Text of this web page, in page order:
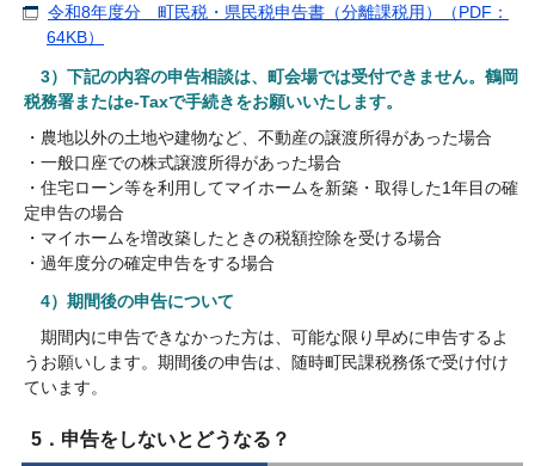
令和8年度分 町民税・県民税申告書（分離課税用）（PDF：
64KB）
3）下記の内容の申告相談は、町会場では受付できません。鶴岡
税務署またはe-Taxで手続きをお願いいたします。
・農地以外の土地や建物など、不動産の譲渡所得があった場合
・一般口座での株式譲渡所得があった場合
・住宅ローン等を利用してマイホームを新築・取得した1年目の確
定申告の場合
・マイホームを増改築したときの税額控除を受ける場合
・過年度分の確定申告をする場合
4）期間後の申告について
期間内に申告できなかった方は、可能な限り早めに申告するよ
うお願いします。期間後の申告は、随時町民課税務係で受け付け
ています。
5．申告をしないとどうなる？